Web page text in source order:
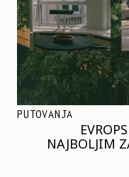
PUTOVANJA
NAJBOLJIM